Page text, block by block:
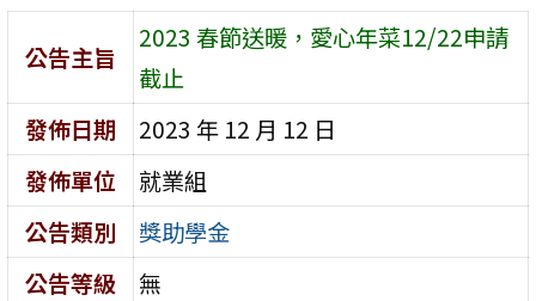
公告主旨
2023 春節送暖，愛心年菜12/22申請
截止
發佈日期
2023 年 12 月 12 日
發佈單位
就業組
公告類別
獎助學金
公告等級
無